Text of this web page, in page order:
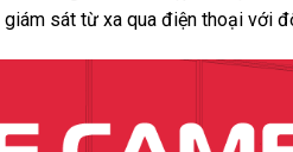
sát từ xa qua điện thoại với